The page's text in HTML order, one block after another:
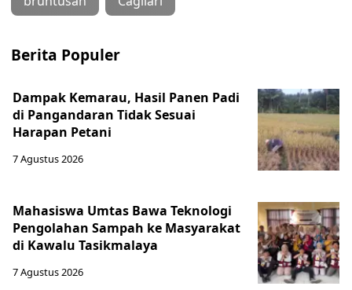
Berita Populer
Dampak Kemarau, Hasil Panen Padi
di Pangandaran Tidak Sesuai
Harapan Petani
7 Agustus 2026
Mahasiswa Umtas Bawa Teknologi
Pengolahan Sampah ke Masyarakat
di Kawalu Tasikmalaya
7 Agustus 2026